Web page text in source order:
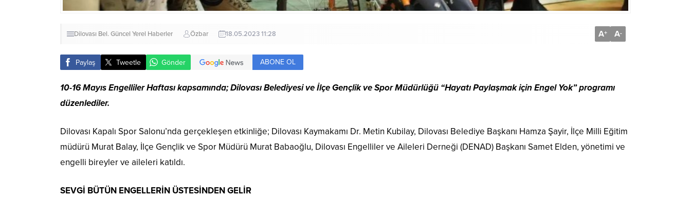
Dilovası Bel. Güncel Yerel Haberler Özbar 18.05.2023 11:28 A+ A-
Paylaş Tweetle Gönder ABONE OL
10-16 Mayıs Engelliler Haftası kapsamında; Dilovası Belediyesi ve İlçe Gençlik ve Spor Müdürlüğü “Hayatı Paylaşmak için Engel Yok” programı
düzenlediler.
Dilovası Kapalı Spor Salonu’nda gerçekleşen etkinliğe; Dilovası Kaymakamı Dr. Metin Kubilay, Dilovası Belediye Başkanı Hamza Şayir, İlçe Milli Eğitim
müdürü Murat Balay, İlçe Gençlik ve Spor Müdürü Murat Babaoğlu, Dilovası Engelliler ve Aileleri Derneği (DENAD) Başkanı Samet Elden, yönetimi ve
engelli bireyler ve aileleri katıldı.
SEVGİ BÜTÜN ENGELLERİN ÜSTESİNDEN GELİR